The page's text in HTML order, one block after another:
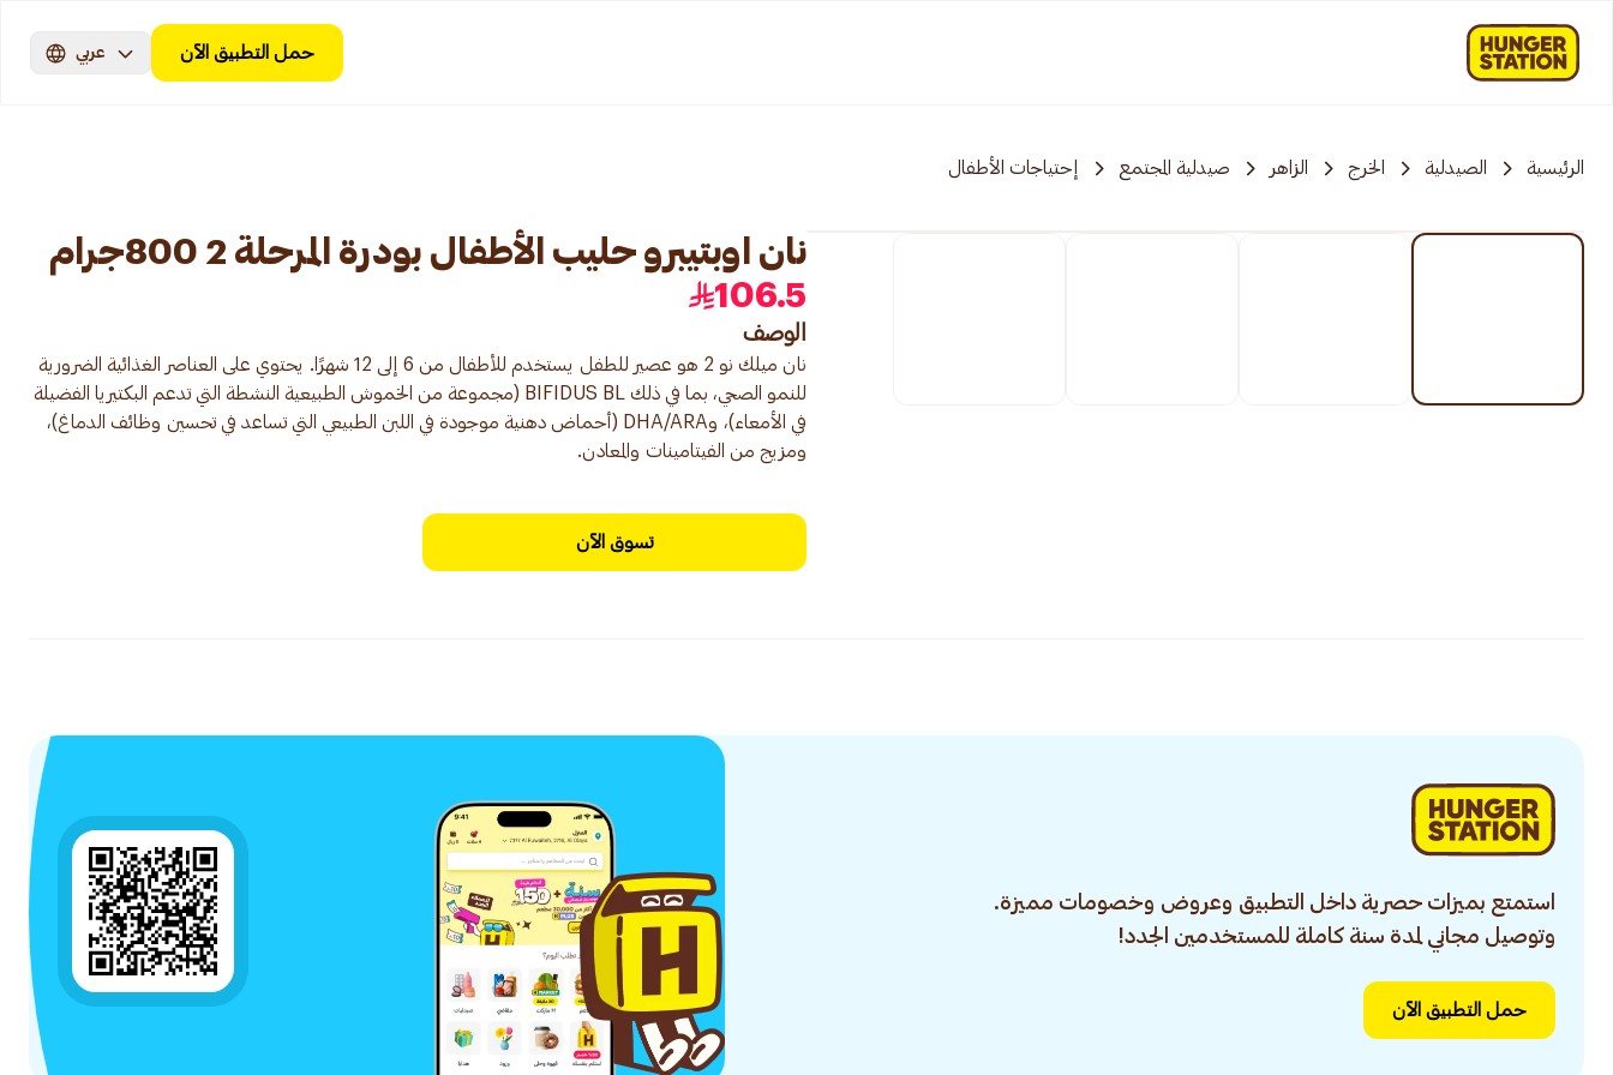
حمل التطبيق الآن عربي
الرئيسية الصيدلية الخرج الزاهر صيدلية المجتمع إحتياجات الأطفال
نان اوبتيبرو حليب الأطفال بودرة المرحلة 2 800جرام
106.5
الوصف
نان ميلك نو 2 هو عصير للطفل يستخدم للأطفال من 6 إلى 12 شهرًا. يحتوي على العناصر الغذائية الضرورية
للنمو الصحي، بما في ذلك BIFIDUS BL (مجموعة من الخموش الطبيعية النشطة التي تدعم البكتيريا الفضيلة
في الأمعاء)، وDHA/ARA (أحماض دهنية موجودة في اللبن الطبيعي التي تساعد في تحسين وظائف الدماغ)،
ومزيج من الفيتامينات والمعادن.
تسوق الآن
استمتع بميزات حصرية داخل التطبيق وعروض وخصومات مميزة.
وتوصيل مجاني لمدة سنة كاملة للمستخدمين الجدد!
حمل التطبيق الآن